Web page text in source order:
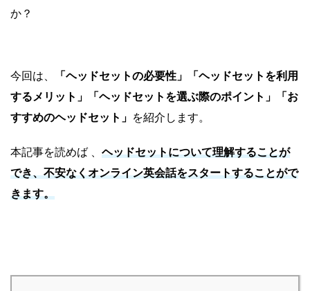
か？
今回は、
「ヘッドセットの必要性」「ヘッドセットを利用
するメリット」「ヘッドセットを選ぶ際のポイント」「お
すすめのヘッドセット」 を紹介します。
本記事を読めば 、 ヘッドセットについて理解することが
でき、不安なくオンライン英会話をスタートすることがで
きます。